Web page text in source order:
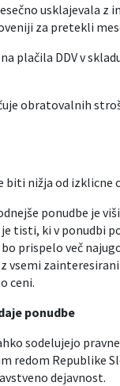
usklajevala z
za pretekli
plačila DDV v
obratovalnih
biti nižja od izklicne
ponudbe je
tisti, ki v ponudbi
prispelo več
vsemi
ceni.
ponudbe
sodelujejo
redom Republike
dejavnost.